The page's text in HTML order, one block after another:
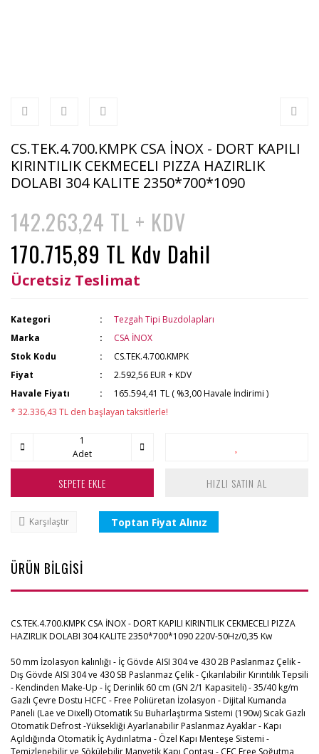
CS.TEK.4.700.KMPK CSA İNOX - DORT KAPILI
KIRINTILIK CEKMECELI PIZZA HAZIRLIK
DOLABI 304 KALITE 2350*700*1090
142.263,24 TL + KDV
170.715,89 TL Kdv Dahil
Ücretsiz Teslimat
Kategori
Tezgah Tipi Buzdolapları
Marka
CSA İNOX
Stok Kodu
CS.TEK.4.700.KMPK
Fiyat
2.592,56 EUR + KDV
Havale Fiyatı
165.594,41 TL ( %3,00 Havale İndirimi )
* 32.336,43 TL den başlayan taksitlerle!
Adet
SEPETE EKLE HIZLI SATIN AL
Karşılaştır Toptan Fiyat Alınız
ÜRÜN BİLGİSİ
CS.TEK.4.700.KMPK CSA İNOX - DORT KAPILI KIRINTILIK CEKMECELI PIZZA
HAZIRLIK DOLABI 304 KALITE 2350*700*1090 220V-50Hz/0,35 Kw
50 mm İzolasyon kalınlığı - İç Gövde AISI 304 ve 430 2B Paslanmaz Çelik -
Dış Gövde AISI 304 ve 430 SB Paslanmaz Çelik - Çıkarılabilir Kırıntılık Tepsili
- Kendinden Make-Up - İç Derinlik 60 cm (GN 2/1 Kapasiteli) - 35/40 kg/m
Gazlı Çevre Dostu HCFC - Free Poliüretan İzolasyon - Dijital Kumanda
Paneli (Lae ve Dixell) Otomatik Su Buharlaştırma Sistemi (190w) Sıcak Gazlı
Otomatik Defrost -Yüksekliği Ayarlanabilir Paslanmaz Ayaklar - Kapı
Açıldığında Otomatik İç Aydınlatma - Özel Kapı Menteşe Sistemi -
Temizlenebilir ve Sökülebilir Manyetik Kapı Contası - CFC Free Soğutma